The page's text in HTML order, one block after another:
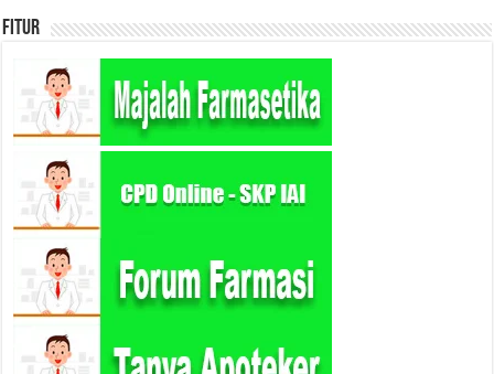
Fitur